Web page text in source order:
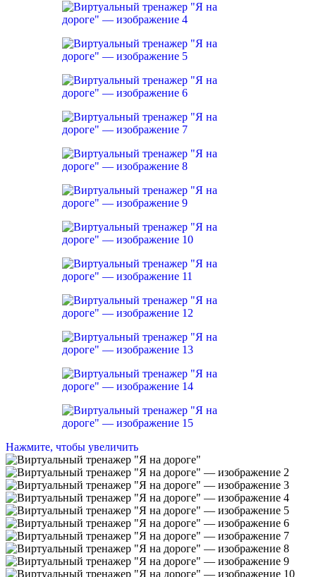
Нажмите, чтобы увеличить